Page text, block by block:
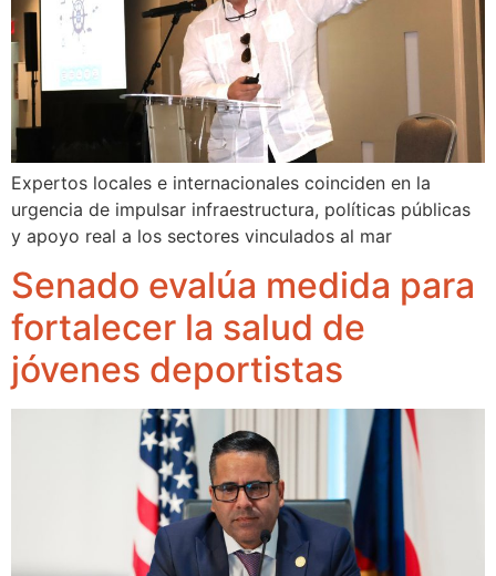
Expertos locales e internacionales coinciden en la
urgencia de impulsar infraestructura, políticas públicas
y apoyo real a los sectores vinculados al mar
Senado evalúa medida para
fortalecer la salud de
jóvenes deportistas